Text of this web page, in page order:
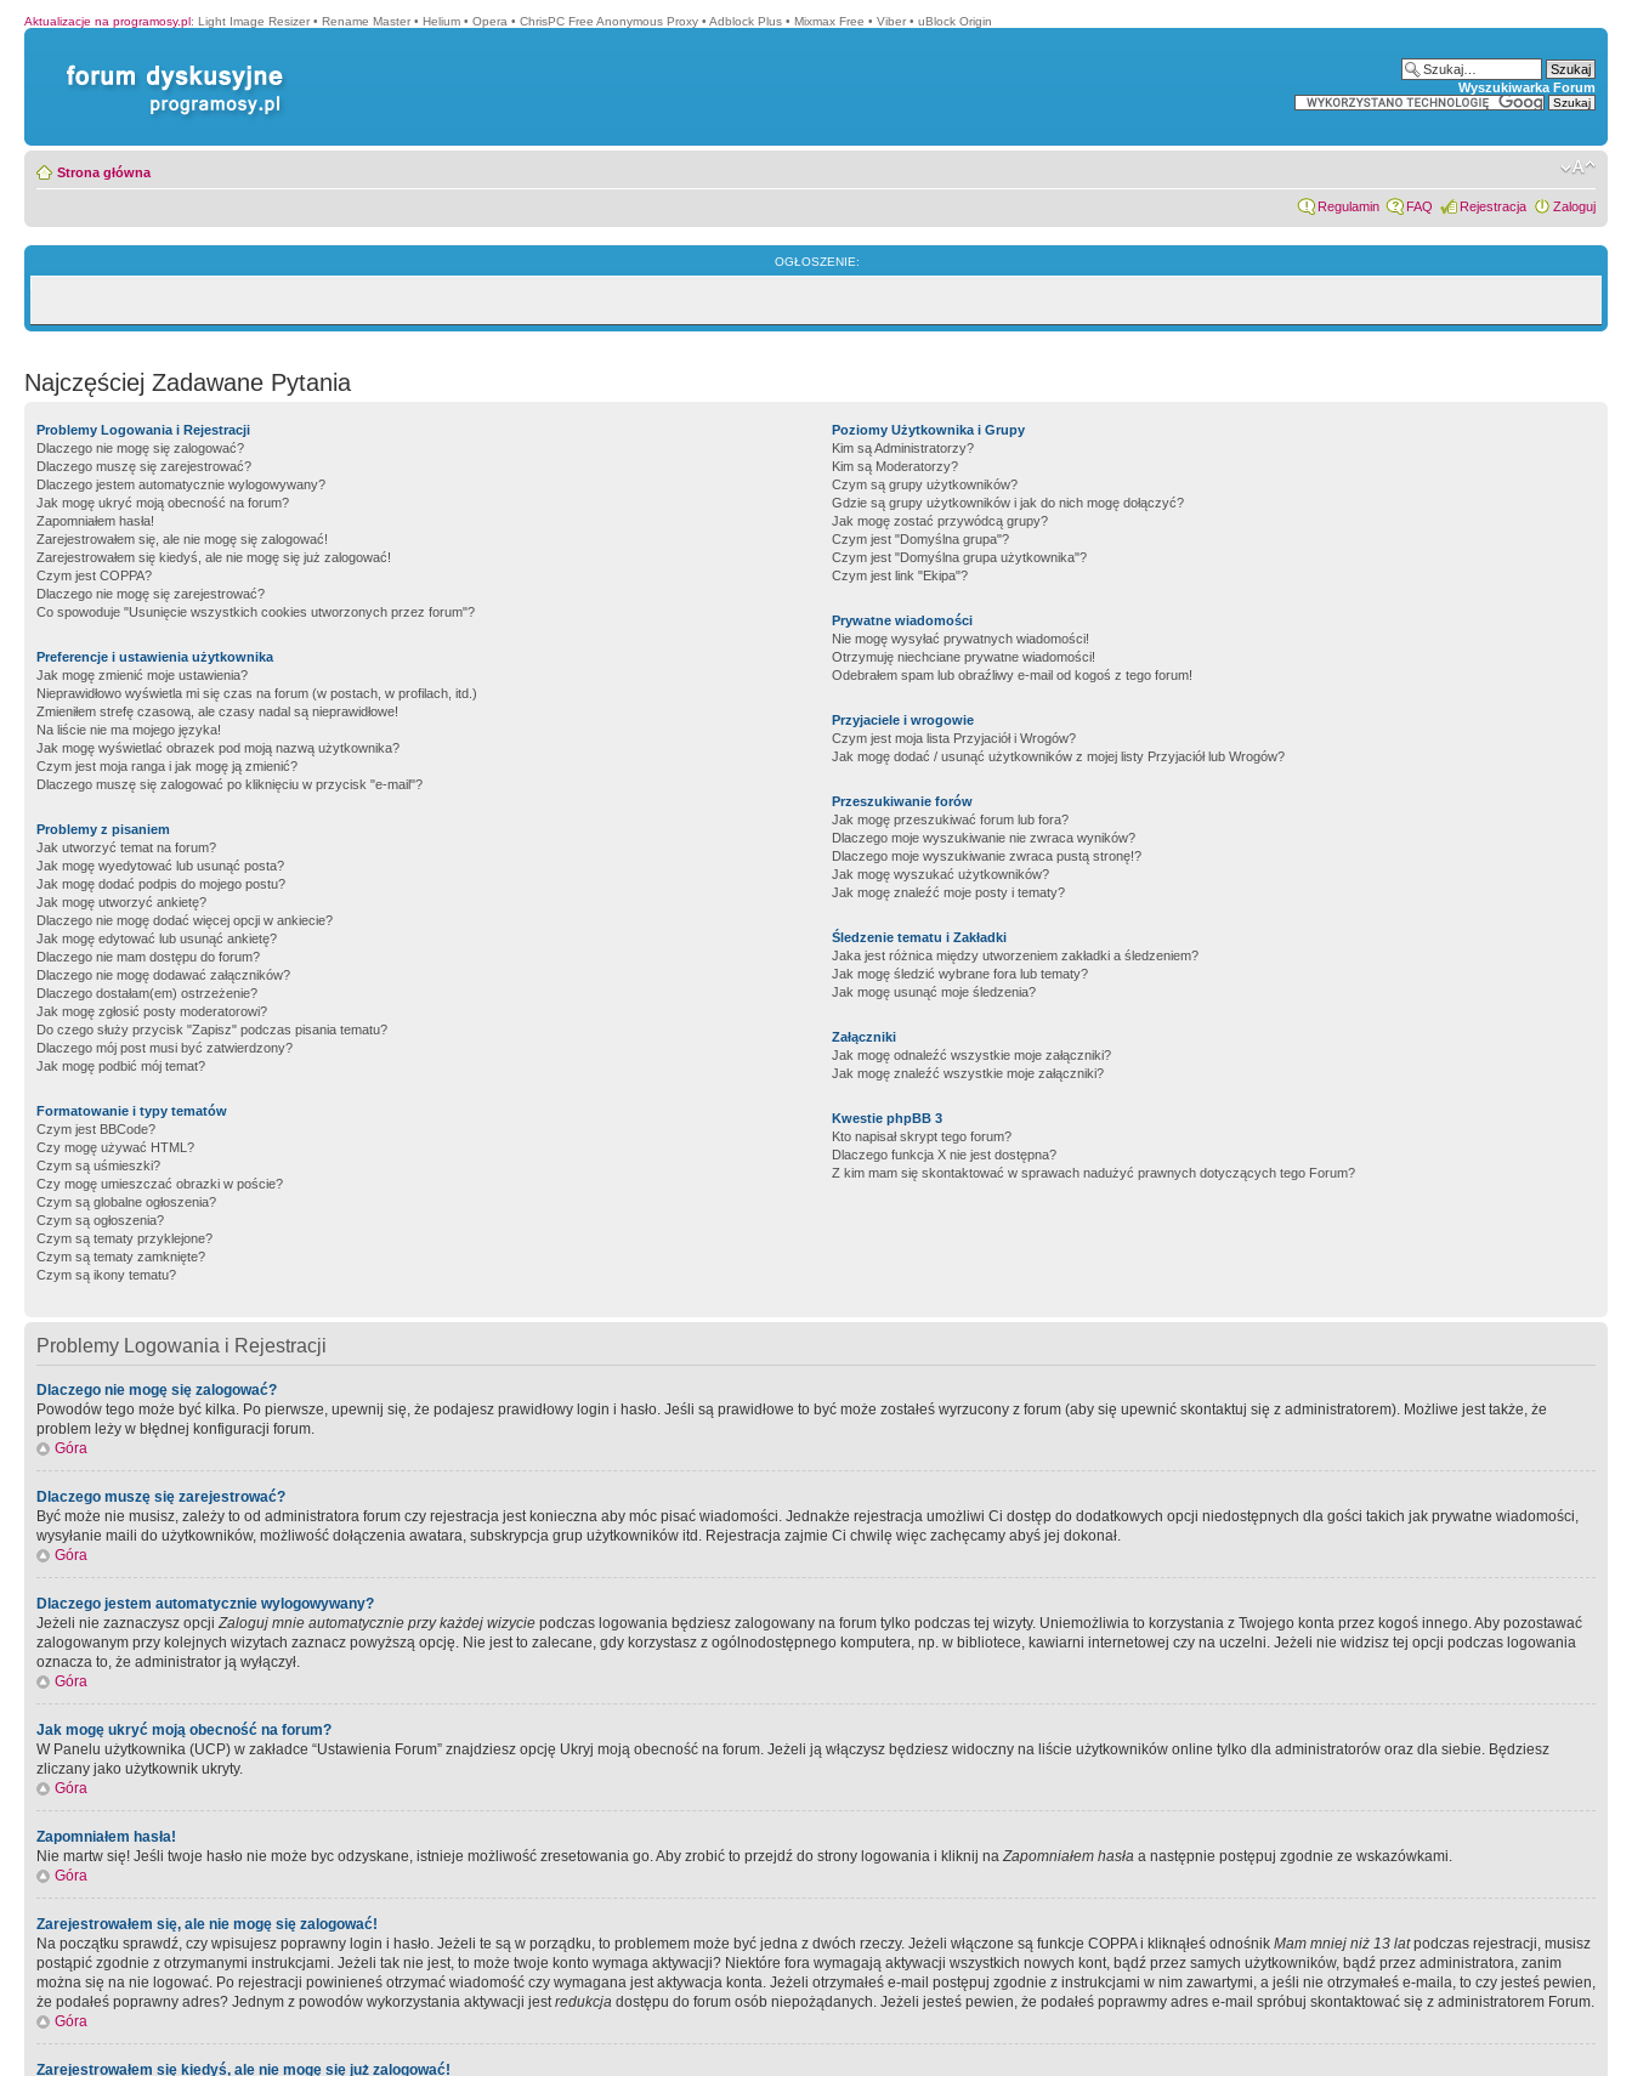
Aktualizacje na programosy.pl: Light Image Resizer • Rename Master • Helium • Opera • ChrisPC Free Anonymous Proxy • Adblock Plus • Mixmax Free • Viber • uBlock Origin
Wyszukiwarka Forum
Strona główna
Regulamin FAQ Rejestracja Zaloguj
OGŁOSZENIE:
Najczęściej Zadawane Pytania
Problemy Logowania i Rejestracji
Dlaczego nie mogę się zalogować?
Dlaczego muszę się zarejestrować?
Dlaczego jestem automatycznie wylogowywany?
Jak mogę ukryć moją obecność na forum?
Zapomniałem hasła!
Zarejestrowałem się, ale nie mogę się zalogować!
Zarejestrowałem się kiedyś, ale nie mogę się już zalogować!
Czym jest COPPA?
Dlaczego nie mogę się zarejestrować?
Co spowoduje "Usunięcie wszystkich cookies utworzonych przez forum"?
Preferencje i ustawienia użytkownika
Jak mogę zmienić moje ustawienia?
Nieprawidłowo wyświetla mi się czas na forum (w postach, w profilach, itd.)
Zmieniłem strefę czasową, ale czasy nadal są nieprawidłowe!
Na liście nie ma mojego języka!
Jak mogę wyświetlać obrazek pod moją nazwą użytkownika?
Czym jest moja ranga i jak mogę ją zmienić?
Dlaczego muszę się zalogować po kliknięciu w przycisk "e-mail"?
Problemy z pisaniem
Jak utworzyć temat na forum?
Jak mogę wyedytować lub usunąć posta?
Jak mogę dodać podpis do mojego postu?
Jak mogę utworzyć ankietę?
Dlaczego nie mogę dodać więcej opcji w ankiecie?
Jak mogę edytować lub usunąć ankietę?
Dlaczego nie mam dostępu do forum?
Dlaczego nie mogę dodawać załączników?
Dlaczego dostałam(em) ostrzeżenie?
Jak mogę zgłosić posty moderatorowi?
Do czego służy przycisk "Zapisz" podczas pisania tematu?
Dlaczego mój post musi być zatwierdzony?
Jak mogę podbić mój temat?
Formatowanie i typy tematów
Czym jest BBCode?
Czy mogę używać HTML?
Czym są uśmieszki?
Czy mogę umieszczać obrazki w poście?
Czym są globalne ogłoszenia?
Czym są ogłoszenia?
Czym są tematy przyklejone?
Czym są tematy zamknięte?
Czym są ikony tematu?
Poziomy Użytkownika i Grupy
Kim są Administratorzy?
Kim są Moderatorzy?
Czym są grupy użytkowników?
Gdzie są grupy użytkowników i jak do nich mogę dołączyć?
Jak mogę zostać przywódcą grupy?
Czym jest "Domyślna grupa"?
Czym jest "Domyślna grupa użytkownika"?
Czym jest link "Ekipa"?
Prywatne wiadomości
Nie mogę wysyłać prywatnych wiadomości!
Otrzymuję niechciane prywatne wiadomości!
Odebrałem spam lub obraźliwy e-mail od kogoś z tego forum!
Przyjaciele i wrogowie
Czym jest moja lista Przyjaciół i Wrogów?
Jak mogę dodać / usunąć użytkowników z mojej listy Przyjaciół lub Wrogów?
Przeszukiwanie forów
Jak mogę przeszukiwać forum lub fora?
Dlaczego moje wyszukiwanie nie zwraca wyników?
Dlaczego moje wyszukiwanie zwraca pustą stronę!?
Jak mogę wyszukać użytkowników?
Jak mogę znaleźć moje posty i tematy?
Śledzenie tematu i Zakładki
Jaka jest różnica między utworzeniem zakładki a śledzeniem?
Jak mogę śledzić wybrane fora lub tematy?
Jak mogę usunąć moje śledzenia?
Załączniki
Jak mogę odnaleźć wszystkie moje załączniki?
Jak mogę znaleźć wszystkie moje załączniki?
Kwestie phpBB 3
Kto napisał skrypt tego forum?
Dlaczego funkcja X nie jest dostępna?
Z kim mam się skontaktować w sprawach nadużyć prawnych dotyczących tego Forum?
Problemy Logowania i Rejestracji
Dlaczego nie mogę się zalogować?
Powodów tego może być kilka. Po pierwsze, upewnij się, że podajesz prawidłowy login i hasło. Jeśli są prawidłowe to być może zostałeś wyrzucony z forum (aby się upewnić skontaktuj się z administratorem). Możliwe jest także, że
problem leży w błędnej konfiguracji forum.
Góra
Dlaczego muszę się zarejestrować?
Być może nie musisz, zależy to od administratora forum czy rejestracja jest konieczna aby móc pisać wiadomości. Jednakże rejestracja umożliwi Ci dostęp do dodatkowych opcji niedostępnych dla gości takich jak prywatne wiadomości,
wysyłanie maili do użytkowników, możliwość dołączenia awatara, subskrypcja grup użytkowników itd. Rejestracja zajmie Ci chwilę więc zachęcamy abyś jej dokonał.
Góra
Dlaczego jestem automatycznie wylogowywany?
Jeżeli nie zaznaczysz opcjiZaloguj mnie automatycznie przy każdej wizycie podczas logowania będziesz zalogowany na forum tylko podczas tej wizyty. Uniemożliwia to korzystania z Twojego konta przez kogoś innego. Aby pozostawać
zalogowanym przy kolejnych wizytach zaznacz powyższą opcję. Nie jest to zalecane, gdy korzystasz z ogólnodostępnego komputera, np. w bibliotece, kawiarni internetowej czy na uczelni. Jeżeli nie widzisz tej opcji podczas logowania
oznacza to, że administrator ją wyłączył.
Góra
Jak mogę ukryć moją obecność na forum?
W Panelu użytkownika (UCP) w zakładce “Ustawienia Forum” znajdziesz opcję Ukryj moją obecność na forum. Jeżeli ją włączysz będziesz widoczny na liście użytkowników online tylko dla administratorów oraz dla siebie. Będziesz
zliczany jako użytkownik ukryty.
Góra
Zapomniałem hasła!
Nie martw się! Jeśli twoje hasło nie może byc odzyskane, istnieje możliwość zresetowania go. Aby zrobić to przejdź do strony logowania i kliknij naZapomniałem hasła a następnie postępuj zgodnie ze wskazówkami.
Góra
Zarejestrowałem się, ale nie mogę się zalogować!
Na początku sprawdź, czy wpisujesz poprawny login i hasło. Jeżeli te są w porządku, to problemem może być jedna z dwóch rzeczy. Jeżeli włączone są funkcje COPPA i kliknąłeś odnośnik Mam mniej niż 13 latpodczas rejestracji, musisz
postąpić zgodnie z otrzymanymi instrukcjami. Jeżeli tak nie jest, to może twoje konto wymaga aktywacji? Niektóre fora wymagają aktywacji wszystkich nowych kont, bądź przez samych użytkowników, bądź przez administratora, zanim
można się na nie logować. Po rejestracji powinieneś otrzymać wiadomość czy wymagana jest aktywacja konta. Jeżeli otrzymałeś e-mail postępuj zgodnie z instrukcjami w nim zawartymi, a jeśli nie otrzymałeś e-maila, to czy jesteś pewien,
że podałeś poprawny adres? Jednym z powodów wykorzystania aktywacji jestredukcja dostępu do forum osób niepożądanych. Jeżeli jesteś pewien, że podałeś poprawmy adres e-mail spróbuj skontaktować się z administratorem Forum.
Góra
Zarejestrowałem się kiedyś, ale nie mogę się już zalogować!